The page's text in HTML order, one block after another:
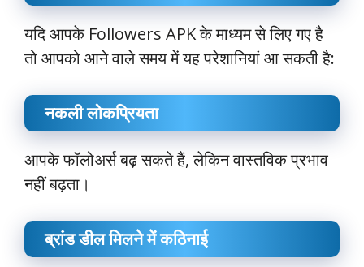
यदि आपके Followers APK के माध्यम से लिए गए है
तो आपको आने वाले समय में यह परेशानियां आ सकती है:
नकली लोकप्रियता
आपके फॉलोअर्स बढ़ सकते हैं, लेकिन वास्तविक प्रभाव
नहीं बढ़ता।
ब्रांड डील मिलने में कठिनाई